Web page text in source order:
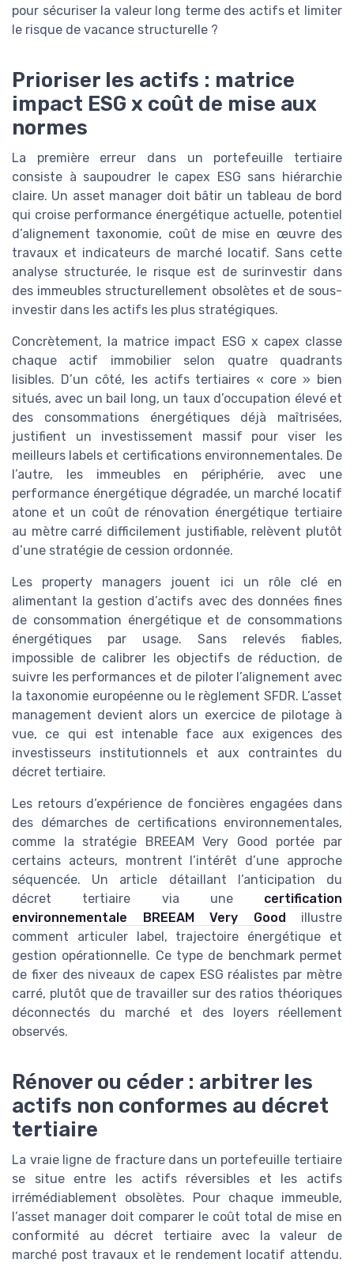
pour sécuriser la valeur long terme des actifs et limiter
le risque de vacance structurelle ?
Prioriser les actifs : matrice
impact ESG x coût de mise aux
normes
La première erreur dans un portefeuille tertiaire
consiste à saupoudrer le capex ESG sans hiérarchie
claire. Un asset manager doit bâtir un tableau de bord
qui croise performance énergétique actuelle, potentiel
d’alignement taxonomie, coût de mise en œuvre des
travaux et indicateurs de marché locatif. Sans cette
analyse structurée, le risque est de surinvestir dans
des immeubles structurellement obsolètes et de sous-
investir dans les actifs les plus stratégiques.
Concrètement, la matrice impact ESG x capex classe
chaque actif immobilier selon quatre quadrants
lisibles. D’un côté, les actifs tertiaires « core » bien
situés, avec un bail long, un taux d’occupation élevé et
des consommations énergétiques déjà maîtrisées,
justifient un investissement massif pour viser les
meilleurs labels et certifications environnementales. De
l’autre, les immeubles en périphérie, avec une
performance énergétique dégradée, un marché locatif
atone et un coût de rénovation énergétique tertiaire
au mètre carré difficilement justifiable, relèvent plutôt
d’une stratégie de cession ordonnée.
Les property managers jouent ici un rôle clé en
alimentant la gestion d’actifs avec des données fines
de consommation énergétique et de consommations
énergétiques par usage. Sans relevés fiables,
impossible de calibrer les objectifs de réduction, de
suivre les performances et de piloter l’alignement avec
la taxonomie européenne ou le règlement SFDR. L’asset
management devient alors un exercice de pilotage à
vue, ce qui est intenable face aux exigences des
investisseurs institutionnels et aux contraintes du
décret tertiaire.
Les retours d’expérience de foncières engagées dans
des démarches de certifications environnementales,
comme la stratégie BREEAM Very Good portée par
certains acteurs, montrent l’intérêt d’une approche
séquencée. Un article détaillant l’anticipation du
décret tertiaire via une certification
environnementale BREEAM Very Good illustre
comment articuler label, trajectoire énergétique et
gestion opérationnelle. Ce type de benchmark permet
de fixer des niveaux de capex ESG réalistes par mètre
carré, plutôt que de travailler sur des ratios théoriques
déconnectés du marché et des loyers réellement
observés.
Rénover ou céder : arbitrer les
actifs non conformes au décret
tertiaire
La vraie ligne de fracture dans un portefeuille tertiaire
se situe entre les actifs réversibles et les actifs
irrémédiablement obsolètes. Pour chaque immeuble,
l’asset manager doit comparer le coût total de mise en
conformité au décret tertiaire avec la valeur de
marché post travaux et le rendement locatif attendu.